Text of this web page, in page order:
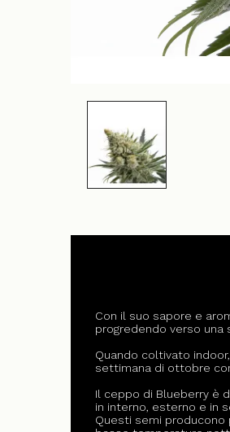
Con il suo sapore e
progredendo verso una
Quando coltivato
settimana di ottobre
Il ceppo di Blueberry è
in interno, esterno e in
Questi semi producono